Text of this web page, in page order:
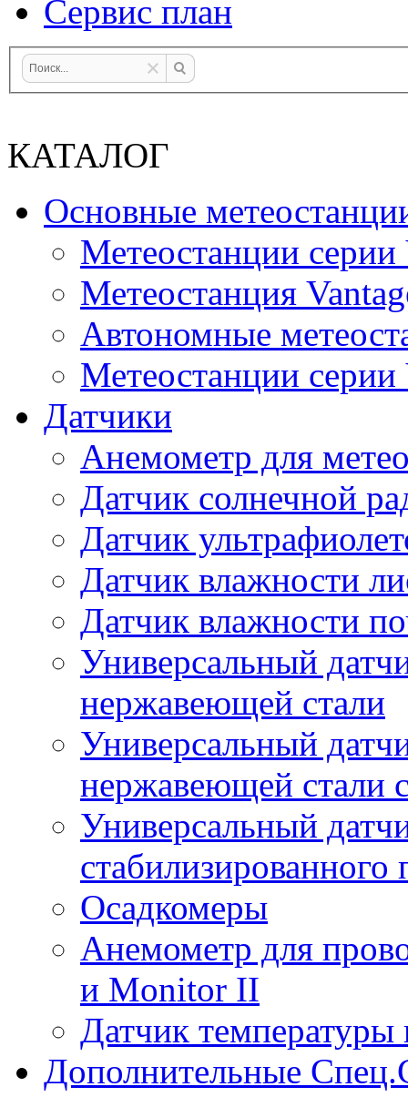
Сервис план
КАТАЛОГ
Основные
Метеостанции
Метеостанция
Автономные
Метеостанции серии
Датчики
Анемометр для
Датчик солнечной
Датчик
Датчик влажности
Датчик влажности
Универсальный
нержавеющей стали
Универсальный
нержавеющей стали
Универсальный
стабилизированного
Осадкомеры
Анемометр для
и Monitor II
Датчик температуры
Дополнительные